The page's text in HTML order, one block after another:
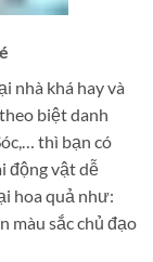
nhà khá hay và
biệt danh
thì bạn có
động vật dễ
hoa quả như:
màu sắc chủ đạo